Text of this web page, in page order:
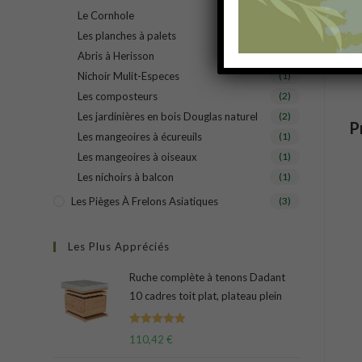
Le Cornhole (1)
Les planches à palets
Abris à Herisson (1)
Nichoir Mulit-Especes (1)
Les composteurs (2)
Les jardinières en bois Douglas naturel (2)
Les mangeoires à écureuils (1)
Les mangeoires à oiseaux (1)
Les nichoirs à balcon (1)
Les Pièges À Frelons Asiatiques (3)
Les Plus Appréciés
Ruche complète à tenons Dadant
10 cadres toit plat, plateau plein
Note
5.00
110,42€